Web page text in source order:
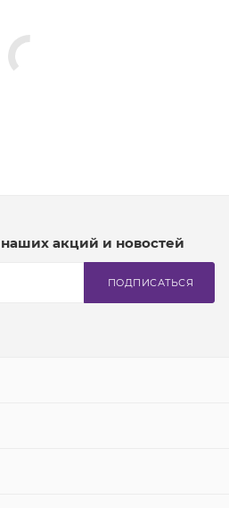
наших акций и новостей
ПОДПИСАТЬСЯ